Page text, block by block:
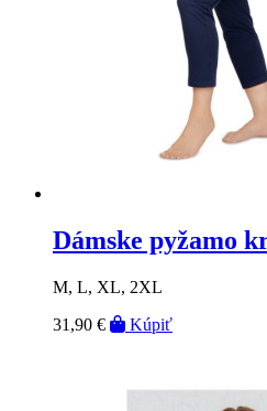
Dámske pyžamo
M, L, XL, 2XL
31,90 €
Kúpiť